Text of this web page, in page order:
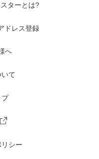
ターとは?
ドレス登録
へ
て
プ
シー